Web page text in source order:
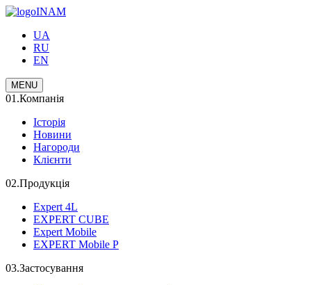
INAM
UA
RU
EN
MENU
01.Компанія
Історія
Новини
Нагороди
Клієнти
02.Продукція
Expert 4L
EXPERT CUBE
Expert Mobile
EXPERT Mobile P
03.Застосування